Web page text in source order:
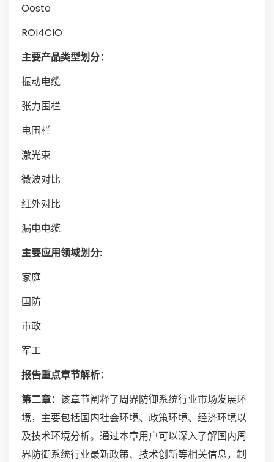
Oosto
ROI4CIO
主要产品类型划分：
振动电缆
张力围栏
电围栏
激光束
微波对比
红外对比
漏电电缆
主要应用领域划分:
家庭
国防
市政
军工
报告重点章节解析：
第二章： 该章节阐释了周界防御系统行业市场发展环
境，主要包括国内社会环境、政策环境、经济环境以
及技术环境分析。通过本章用户可以深入了解国内周
界防御系统行业最新政策、技术创新等相关信息，制